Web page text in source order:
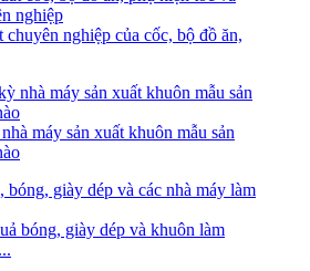
chuyên nghiệp của cốc, bộ đồ ăn,
máy sản xuất khuôn mẫu sản
bóng, giày dép và khuôn làm